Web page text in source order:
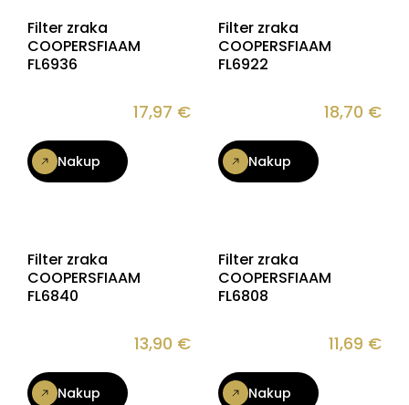
Filter zraka
COOPERSFIAAM
FL6936
17,97 €
Nakup
Filter zraka
COOPERSFIAAM
FL6922
18,70 €
Nakup
Filter zraka
COOPERSFIAAM
FL6840
13,90 €
Nakup
Filter zraka
COOPERSFIAAM
FL6808
11,69 €
Nakup